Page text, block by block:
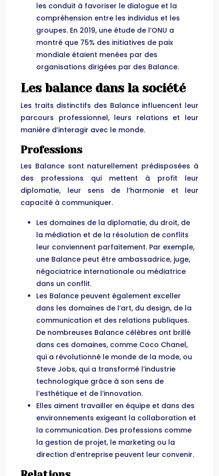
les conduit à favoriser le dialogue et la
compréhension entre les individus et les
groupes. En 2019, une étude de l’ONU a
montré que 75% des initiatives de paix
mondiale étaient menées par des
organisations dirigées par des Balance.
Les balance dans la société
Les traits distinctifs des Balance influencent leur
parcours professionnel, leurs relations et leur
manière d’interagir avec le monde.
Professions
Les Balance sont naturellement prédisposées à
des professions qui mettent à profit leur
diplomatie, leur sens de l’harmonie et leur
capacité à communiquer.
Les domaines de la diplomatie, du droit, de
la médiation et de la résolution de conflits
leur conviennent parfaitement. Par exemple,
une Balance peut être ambassadrice, juge,
négociatrice internationale ou médiatrice
dans un conflit.
Les Balance peuvent également exceller
dans les domaines de l’art, du design, de la
communication et des relations publiques.
De nombreuses Balance célèbres ont brillé
dans ces domaines, comme Coco Chanel,
qui a révolutionné le monde de la mode, ou
Steve Jobs, qui a transformé l’industrie
technologique grâce à son sens de
l’esthétique et de l’innovation.
Elles aiment travailler en équipe et dans des
environnements exigeant la collaboration et
la communication. Des professions comme
la gestion de projet, le marketing ou la
direction d’entreprise peuvent leur convenir.